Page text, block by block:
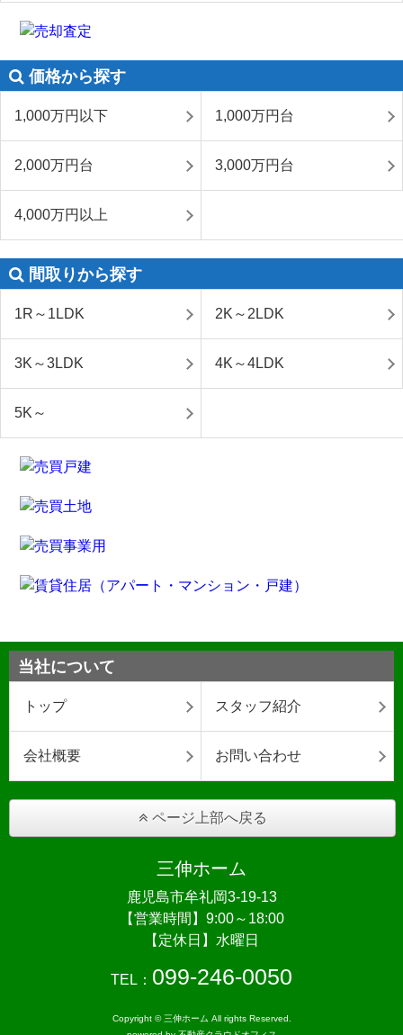
価格から探す
1,000万円以下 1,000万円台
2,000万円台 3,000万円台
4,000万円以上
間取りから探す
1R～1LDK 2K～2LDK
3K～3LDK 4K～4LDK
5K～
当社について
トップ スタッフ紹介
会社概要 お問い合わせ
ページ上部へ戻る
三伸ホーム
鹿児島市牟礼岡3-19-13
【営業時間】9:00～18:00
【定休日】水曜日
TEL： 099-246-0050
Copyright © 三伸ホーム All rights Reserved.